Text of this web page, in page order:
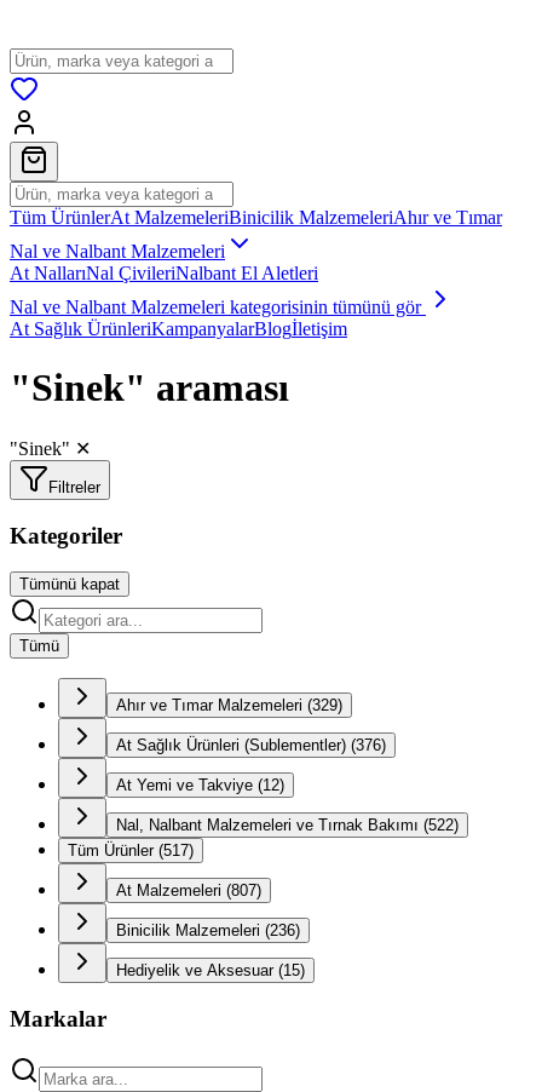
Tüm ÜrünlerAt MalzemeleriBinicilik MalzemeleriAhır ve Tımar
Nal ve Nalbant Malzemeleri
At NallarıNal ÇivileriNalbant El Aletleri
Nal ve Nalbant Malzemeleri kategorisinin tümünü gör
At Sağlık ÜrünleriKampanyalarBlogİletişim
"Sinek" araması
"Sinek" ✕
Filtreler
Kategoriler
Tümünü kapat
Tümü
Ahır ve Tımar Malzemeleri (329)
At Sağlık Ürünleri (Sublementler) (376)
At Yemi ve Takviye (12)
Nal, Nalbant Malzemeleri ve Tırnak Bakımı (522)
Tüm Ürünler (517)
At Malzemeleri (807)
Binicilik Malzemeleri (236)
Hediyelik ve Aksesuar (15)
Markalar